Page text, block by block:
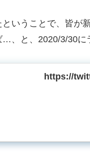
いうことで、皆が
、と、2020/3/30に
https://